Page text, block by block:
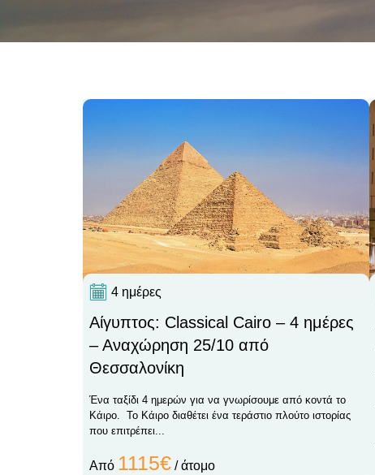
4 ημέρες
Αίγυπτος: Classical Cairo – 4 ημέρες
– Αναχώρηση 25/10 από
Θεσσαλονίκη
Ένα ταξίδι 4 ημερών για να γνωρίσουμε από κοντά το
Κάιρο. Το Κάιρο διαθέτει ένα τεράστιο πλούτο ιστορίας
που επιτρέπει...
Από 1115€ / άτομο